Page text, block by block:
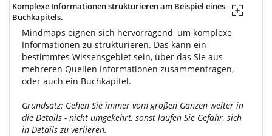
Komplexe Informationen strukturieren am Beispiel eines
Buchkapitels.
Mindmaps eignen sich hervorragend, um komplexe
Informationen zu strukturieren. Das kann ein
bestimmtes Wissensgebiet sein, über das Sie aus
mehreren Quellen Informationen zusammentragen,
oder auch ein Buchkapitel.
Grundsatz: Gehen Sie immer vom großen Ganzen weiter in
die Details - nicht umgekehrt, sonst laufen Sie Gefahr, sich
in Details zu verlieren.